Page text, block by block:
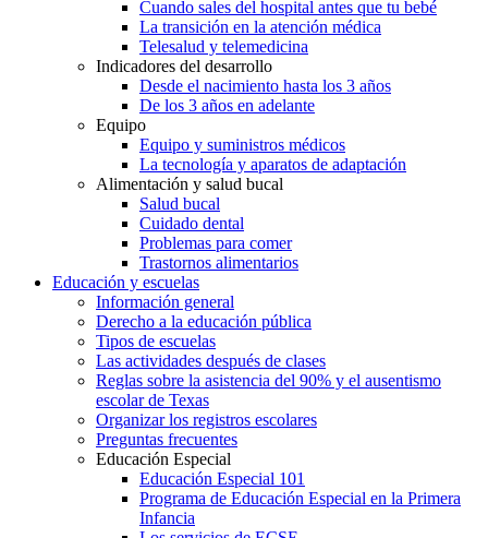
Cuando sales del hospital antes que tu bebé
La transición en la atención médica
Telesalud y telemedicina
Indicadores del desarrollo
Desde el nacimiento hasta los 3 años
De los 3 años en adelante
Equipo
Equipo y suministros médicos
La tecnología y aparatos de adaptación
Alimentación y salud bucal
Salud bucal
Cuidado dental
Problemas para comer
Trastornos alimentarios
Educación y escuelas
Información general
Derecho a la educación pública
Tipos de escuelas
Las actividades después de clases
Reglas sobre la asistencia del 90% y el ausentismo
escolar de Texas
Organizar los registros escolares
Preguntas frecuentes
Educación Especial
Educación Especial 101
Programa de Educación Especial en la Primera
Infancia